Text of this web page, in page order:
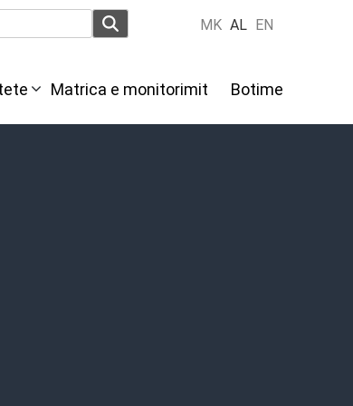
MK AL EN
Мatrica e monitorimit Botime